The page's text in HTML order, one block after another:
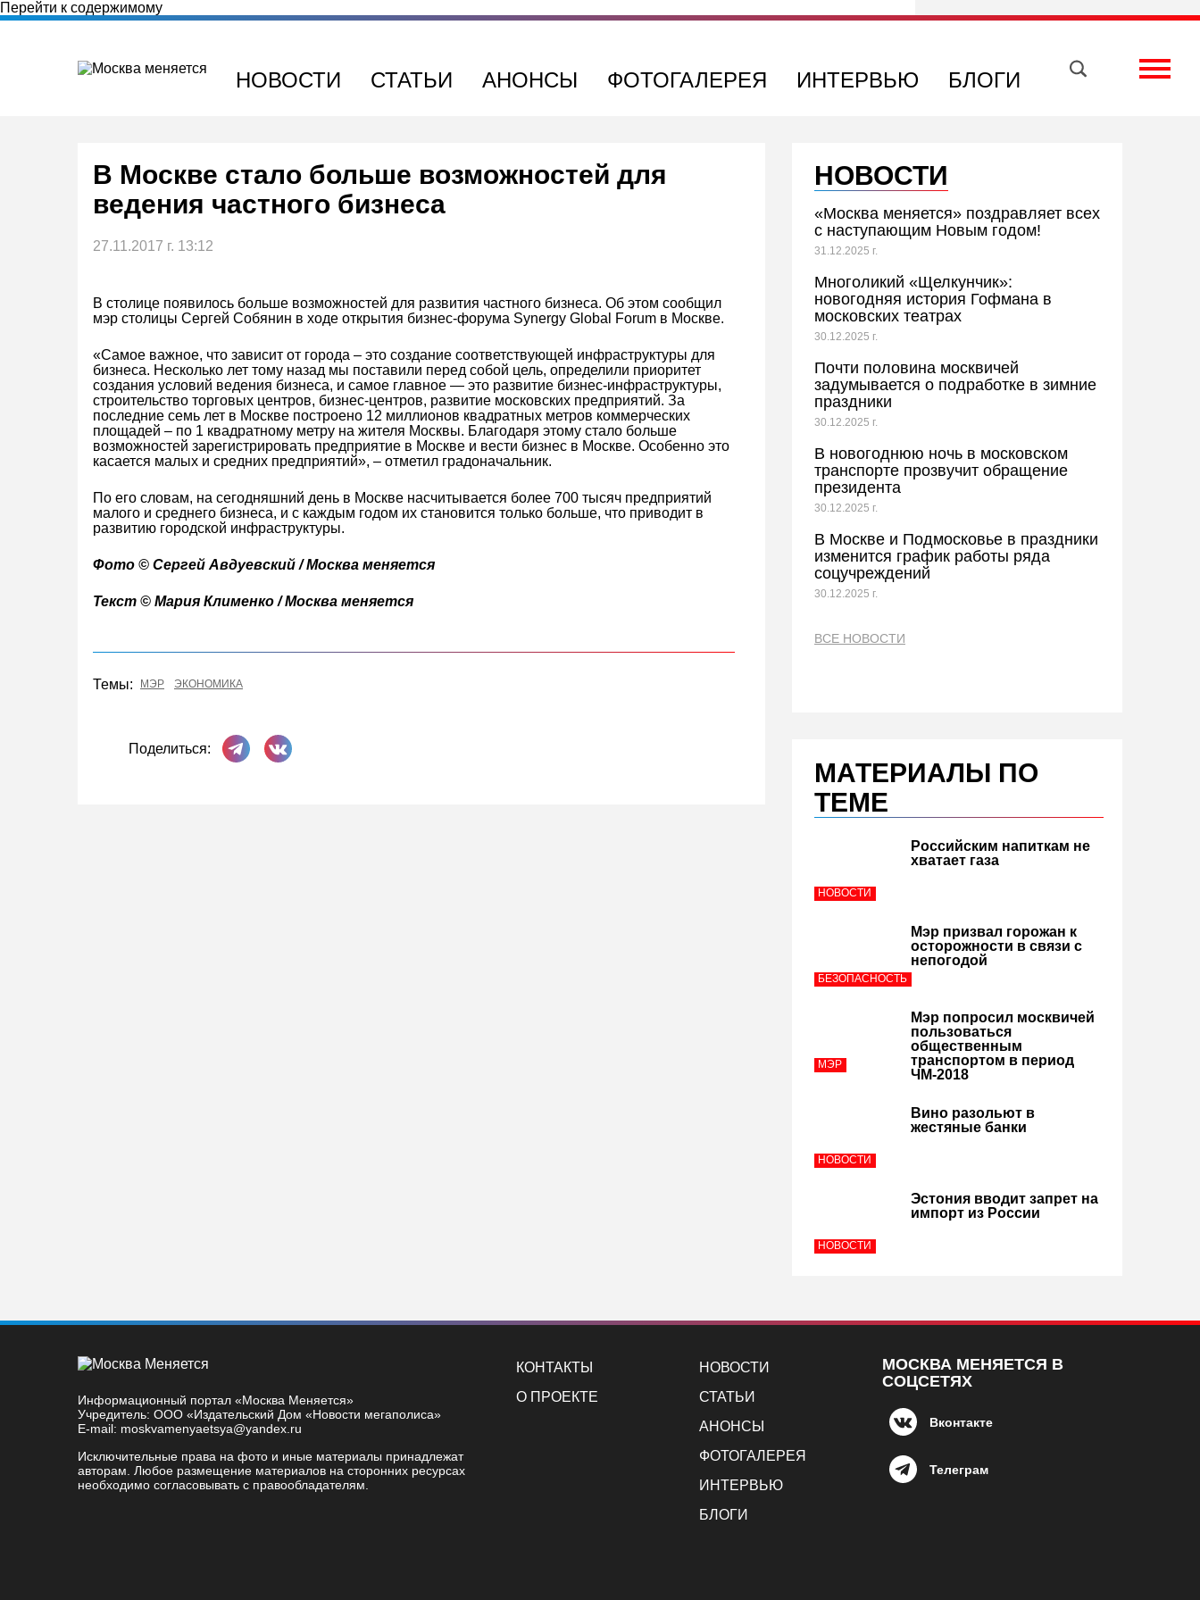
Перейти к содержимому
НОВОСТИ СТАТЬИ АНОНСЫ ФОТОГАЛЕРЕЯ ИНТЕРВЬЮ БЛОГИ
ВконтактеТелеграм
В Москве стало больше возможностей для
ведения частного бизнеса
27.11.2017 г. 13:12
В столице появилось больше возможностей для развития частного бизнеса. Об этом сообщил
мэр столицы Сергей Собянин в ходе открытия бизнес-форума Synergy Global Forum в Москве.
«Самое важное, что зависит от города – это создание соответствующей инфраструктуры для
бизнеса. Несколько лет тому назад мы поставили перед собой цель, определили приоритет
создания условий ведения бизнеса, и самое главное — это развитие бизнес-инфраструктуры,
строительство торговых центров, бизнес-центров, развитие московских предприятий. За
последние семь лет в Москве построено 12 миллионов квадратных метров коммерческих
площадей – по 1 квадратному метру на жителя Москвы. Благодаря этому стало больше
возможностей зарегистрировать предприятие в Москве и вести бизнес в Москве. Особенно это
касается малых и средних предприятий», – отметил градоначальник.
По его словам, на сегодняшний день в Москве насчитывается более 700 тысяч предприятий
малого и среднего бизнеса, и с каждым годом их становится только больше, что приводит в
развитию городской инфраструктуры.
Фото © Сергей Авдуевский / Москва меняется
Текст © Мария Клименко / Москва меняется
Темы: МЭР ЭКОНОМИКА
Поделиться:
Поделиться в Телеграме
Поделиться ВКонтакте
НОВОСТИ
«Москва меняется» поздравляет всех
с наступающим Новым годом!
31.12.2025 г.
Многоликий «Щелкунчик»:
новогодняя история Гофмана в
московских театрах
30.12.2025 г.
Почти половина москвичей
задумывается о подработке в зимние
праздники
30.12.2025 г.
В новогоднюю ночь в московском
транспорте прозвучит обращение
президента
30.12.2025 г.
В Москве и Подмосковье в праздники
изменится график работы ряда
соцучреждений
30.12.2025 г.
ВСЕ НОВОСТИ
МАТЕРИАЛЫ ПО
ТЕМЕ
НОВОСТИ
Российским напиткам не
хватает газа
БЕЗОПАСНОСТЬ
Мэр призвал горожан к
осторожности в связи с
непогодой
МЭР
Мэр попросил москвичей
пользоваться
общественным
транспортом в период
ЧМ-2018
НОВОСТИ
Вино разольют в
жестяные банки
НОВОСТИ
Эстония вводит запрет на
импорт из России
Информационный портал «Москва Меняется»
Учредитель: ООО «Издательский Дом «Новости мегаполиса»
E-mail: moskvamenyaetsya@yandex.ru
Исключительные права на фото и иные материалы принадлежат
авторам. Любое размещение материалов на сторонних ресурсах
необходимо согласовывать с правообладателям.
КОНТАКТЫ
О ПРОЕКТЕ
НОВОСТИ
СТАТЬИ
АНОНСЫ
ФОТОГАЛЕРЕЯ
ИНТЕРВЬЮ
БЛОГИ
МОСКВА МЕНЯЕТСЯ В
СОЦСЕТЯХ
Вконтакте
Телеграм